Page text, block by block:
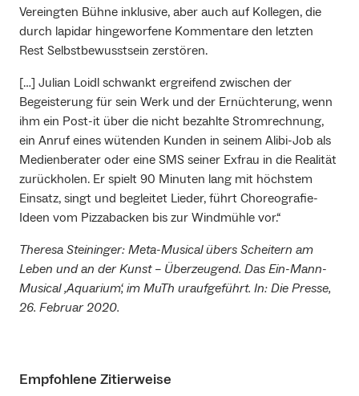
Vereingten Bühne inklusive, aber auch auf Kollegen, die
durch lapidar hingeworfene Kommentare den letzten
Rest Selbstbewusstsein zerstören.
[…] Julian Loidl schwankt ergreifend zwischen der
Begeisterung für sein Werk und der Ernüchterung, wenn
ihm ein Post-it über die nicht bezahlte Stromrechnung,
ein Anruf eines wütenden Kunden in seinem Alibi-Job als
Medienberater oder eine SMS seiner Exfrau in die Realität
zurückholen. Er spielt 90 Minuten lang mit höchstem
Einsatz, singt und begleitet Lieder, führt Choreografie-
Ideen vom Pizzabacken bis zur Windmühle vor.“
Theresa Steininger: Meta-Musical übers Scheitern am
Leben und an der Kunst – Überzeugend. Das Ein-Mann-
Musical ‚Aquarium‘, im MuTh uraufgeführt. In: Die Presse,
26. Februar 2020.
Empfohlene Zitierweise